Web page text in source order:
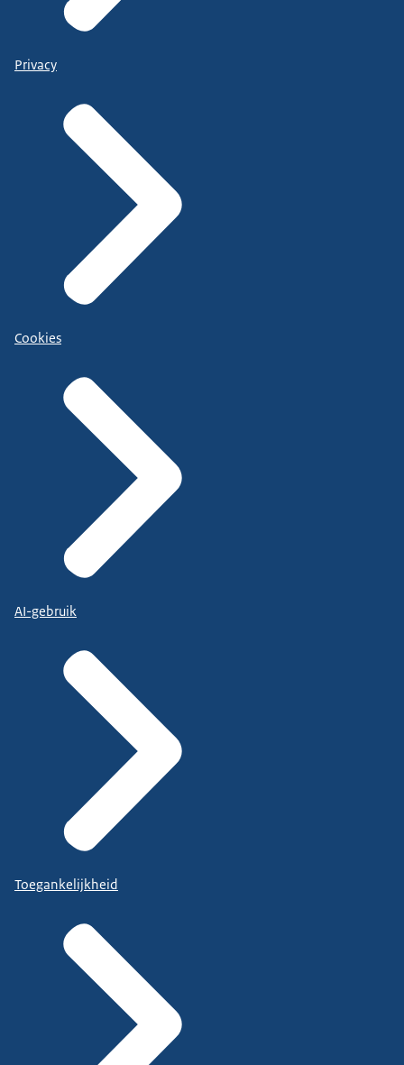
Privacy
Cookies
AI-gebruik
Toegankelijkheid